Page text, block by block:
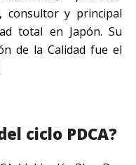
consultor y principal
total en Japón. Su
de la Calidad fue el
ciclo PDCA?